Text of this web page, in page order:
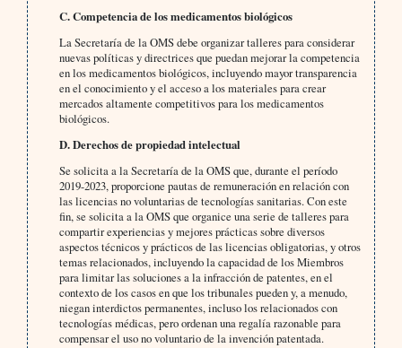
C. Competencia de los medicamentos biológicos
La Secretaría de la OMS debe organizar talleres para considerar
nuevas políticas y directrices que puedan mejorar la competencia
en los medicamentos biológicos, incluyendo mayor transparencia
en el conocimiento y el acceso a los materiales para crear
mercados altamente competitivos para los medicamentos
biológicos.
D. Derechos de propiedad intelectual
Se solicita a la Secretaría de la OMS que, durante el período
2019-2023, proporcione pautas de remuneración en relación con
las licencias no voluntarias de tecnologías sanitarias. Con este
fin, se solicita a la OMS que organice una serie de talleres para
compartir experiencias y mejores prácticas sobre diversos
aspectos técnicos y prácticos de las licencias obligatorias, y otros
temas relacionados, incluyendo la capacidad de los Miembros
para limitar las soluciones a la infracción de patentes, en el
contexto de los casos en que los tribunales pueden y, a menudo,
niegan interdictos permanentes, incluso los relacionados con
tecnologías médicas, pero ordenan una regalía razonable para
compensar el uso no voluntario de la invención patentada.